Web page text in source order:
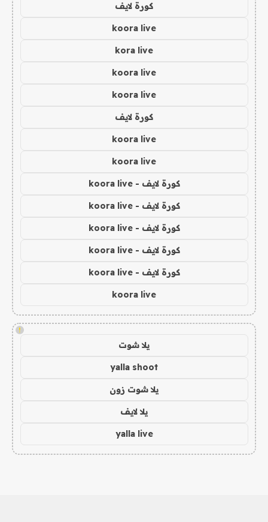
كورة لايف
koora live
kora live
koora live
koora live
كورة لايف
koora live
koora live
كورة لايف - koora live
كورة لايف - koora live
كورة لايف - koora live
كورة لايف - koora live
كورة لايف - koora live
koora live
!
يلا شوت
yalla shoot
يلا شوت زون
يلا لايف
yalla live